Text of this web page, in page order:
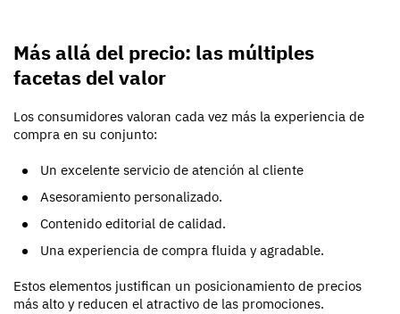
Más allá del precio: las múltiples
facetas del valor
Los consumidores valoran cada vez más la experiencia de
compra en su conjunto:
Un excelente servicio de atención al cliente
Asesoramiento personalizado.
Contenido editorial de calidad.
Una experiencia de compra fluida y agradable.
Estos elementos justifican un posicionamiento de precios
más alto y reducen el atractivo de las promociones.